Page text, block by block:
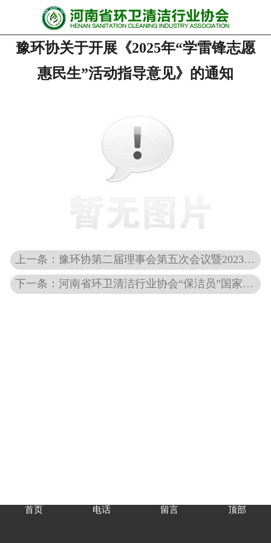
网站首页
协会动态
行业资讯
关于协会
联系我们
豫环协关于开展《2025年“学雷锋志愿
惠民生”活动指导意见》的通知
上一条：豫环协第二届理事会第五次会议暨2023年会圆满召开
下一条：河南省环卫清洁行业协会“保洁员”国家职业资格考试系列报道
首页 电话 留言 顶部